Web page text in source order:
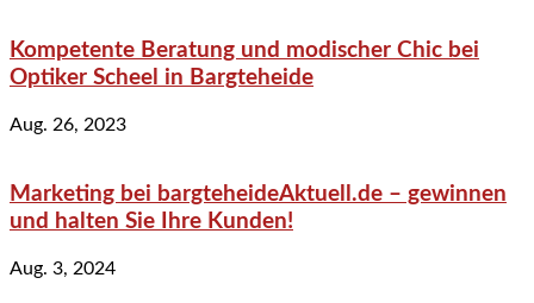
Kompetente Beratung und modischer Chic bei
Optiker Scheel in Bargteheide
Aug. 26, 2023
Marketing bei bargteheideAktuell.de – gewinnen
und halten Sie Ihre Kunden!
Aug. 3, 2024